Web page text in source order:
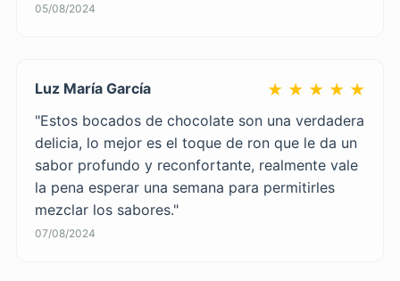
05/08/2024
Luz María García ★ ★ ★ ★ ★
"Estos bocados de chocolate son una verdadera
delicia, lo mejor es el toque de ron que le da un
sabor profundo y reconfortante, realmente vale
la pena esperar una semana para permitirles
mezclar los sabores."
07/08/2024